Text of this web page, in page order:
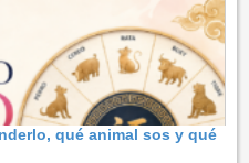
qué animal sos y qué